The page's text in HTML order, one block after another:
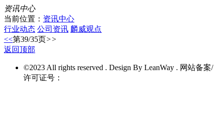
资讯中心
当前位置： 资讯中心
行业动态 公司资讯 麟威观点
<<第39/35页>>
返回顶部
©2023 All rights reserved . Design By LeanWay . 网站备案/
许可证号：